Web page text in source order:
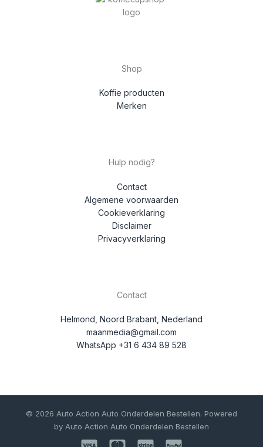
Shop
Koffie producten
Merken
Hulp nodig?
Contact
Algemene voorwaarden
Cookieverklaring
Disclaimer
Privacyverklaring
Contact
Helmond, Noord Brabant, Nederland
maanmedia@gmail.com
WhatsApp +31 6 434 89 528
© 2026 Auto Action Auto Onderdelen Bestellen. Powered
by Auto Action Auto Onderdelen Bestellen